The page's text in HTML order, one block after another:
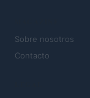
Sobre nosotros
Contacto